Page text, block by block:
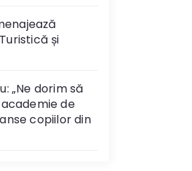
și
„Ne dorim să
de
copiilor din